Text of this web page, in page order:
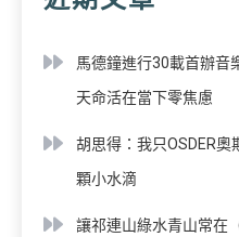
馬德鐘進行30載首辦音
天命活在當下零焦慮
胡思得：我只OSDER
顆小水滴
讓祁連山綠水青山常在